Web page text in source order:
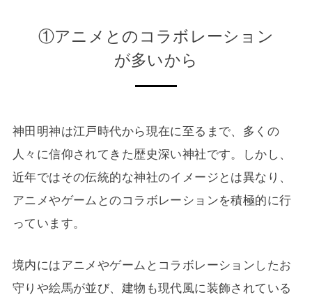
①アニメとのコラボレーション
が多いから
神田明神は江戸時代から現在に至るまで、多くの
人々に信仰されてきた歴史深い神社です。しかし、
近年ではその伝統的な神社のイメージとは異なり、
アニメやゲームとのコラボレーションを積極的に行
っています。
境内にはアニメやゲームとコラボレーションしたお
守りや絵馬が並び、建物も現代風に装飾されている